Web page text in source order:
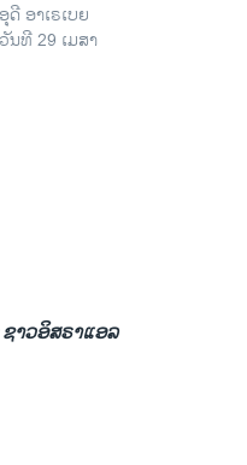
ອາເຣເບຍ
ນທີ 29 ເມສາ
ຊາວອິສຣາແອລ